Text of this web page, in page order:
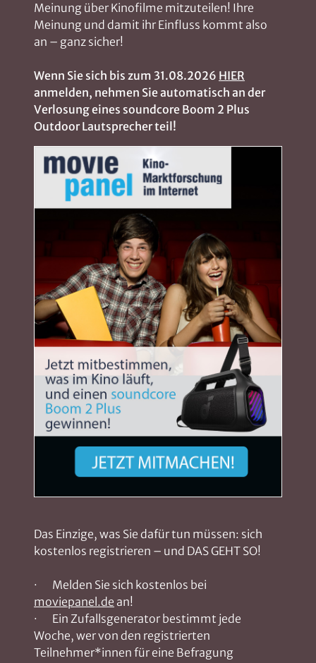
Meinung über Kinofilme mitzuteilen! Ihre
Meinung und damit ihr Einfluss kommt also
an – ganz sicher!
Wenn Sie sich bis zum 31.08.2026 HIER
anmelden, nehmen Sie automatisch an der
Verlosung eines soundcore Boom 2 Plus
Outdoor Lautsprecher teil!
Das Einzige, was Sie dafür tun müssen: sich
kostenlos registrieren – und DAS GEHT SO!
· Melden Sie sich kostenlos bei
moviepanel.de an!
· Ein Zufallsgenerator bestimmt jede
Woche, wer von den registrierten
Teilnehmer*innen für eine Befragung